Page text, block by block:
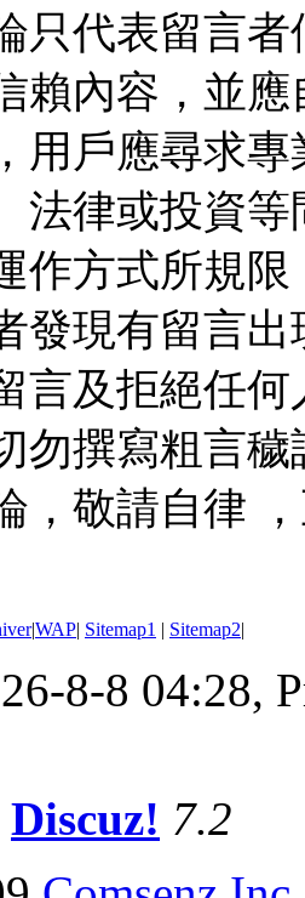
只代表留言
賴內容，並
用戶應尋求
法律或投資
作方式所規
發現有留言
言及拒絕任
勿撰寫粗言
，敬請自律
|WAP| Sitemap1 | Sitemap2|
8-8 04:28,
Discuz! 7.2